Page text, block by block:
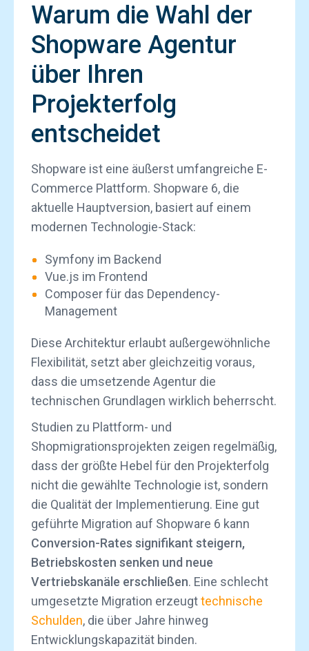
Warum die Wahl der
Shopware Agentur
über Ihren
Projekterfolg
entscheidet
Shopware ist eine äußerst umfangreiche E-
Commerce Plattform. Shopware 6, die
aktuelle Hauptversion, basiert auf einem
modernen Technologie-Stack:
Symfony im Backend
Vue.js im Frontend
Composer für das Dependency-
Management
Diese Architektur erlaubt außergewöhnliche
Flexibilität, setzt aber gleichzeitig voraus,
dass die umsetzende Agentur die
technischen Grundlagen wirklich beherrscht.
Studien zu Plattform- und
Shopmigrationsprojekten zeigen regelmäßig,
dass der größte Hebel für den Projekterfolg
nicht die gewählte Technologie ist, sondern
die Qualität der Implementierung. Eine gut
geführte Migration auf Shopware 6 kann
Conversion-Rates signifikant steigern,
Betriebskosten senken und neue
Vertriebskanäle erschließen. Eine schlecht
umgesetzte Migration erzeugttechnische
Schulden, die über Jahre hinweg
Entwicklungskapazität binden.